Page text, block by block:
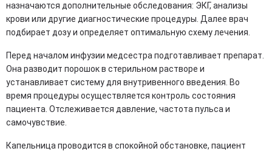
назначаются дополнительные обследования: ЭКГ, анализы
крови или другие диагностические процедуры. Далее врач
подбирает дозу и определяет оптимальную схему лечения.
Перед началом инфузии медсестра подготавливает препарат.
Она разводит порошок в стерильном растворе и
устанавливает систему для внутривенного введения. Во
время процедуры осуществляется контроль состояния
пациента. Отслеживается давление, частота пульса и
самочувствие.
Капельница проводится в спокойной обстановке, пациент